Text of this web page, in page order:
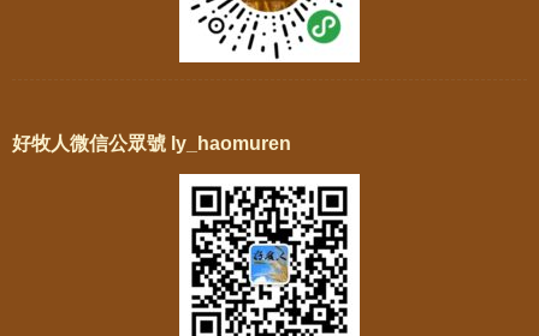
好牧人微信公眾號 ly_haomuren